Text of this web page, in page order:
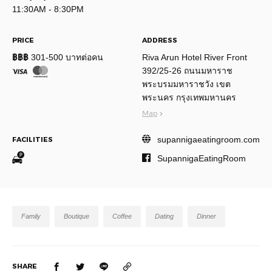
11:30AM - 8:30PM
PRICE
฿฿฿ 301-500 บาทต่อคน
ADDRESS
Riva Arun Hotel River Front
392/25-26 ถนนมหาราช
พระบรมมหาราชวัง เขต
พระนคร กรุงเทพมหานคร
Map
FACILITIES
supannigaeatingroom.com
SupannigaEatingRoom
Family Boutique Coffee Dating Dinner
SHARE